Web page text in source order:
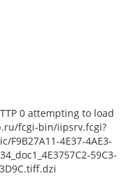
0 attempting to load
fcgi-bin/iipsrv.fcgi?
F9B27A11-4E37-4AE3-
59C3-